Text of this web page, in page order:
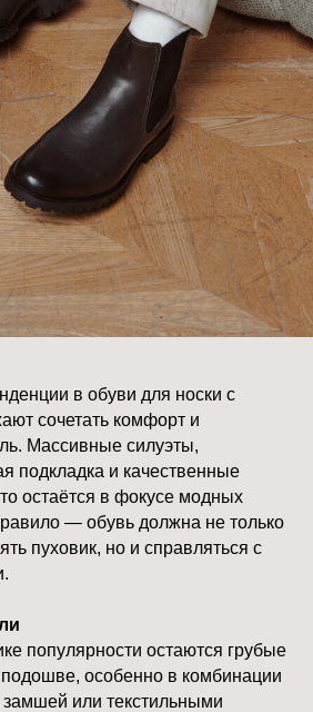
в обуви для носки с
сочетать комфорт и
Массивные силуэты,
подкладка и качественные
остаётся в фокусе модных
— обувь должна не только
пуховик, но и справляться с
популярности остаются грубые
подошве, особенно в комбинации
или текстильными
или городском
от стилистов
пару обуви на
— сделайте
но выразительную
нейтральный
и качественные
прослужит не
сочетаться
и с трендовыми